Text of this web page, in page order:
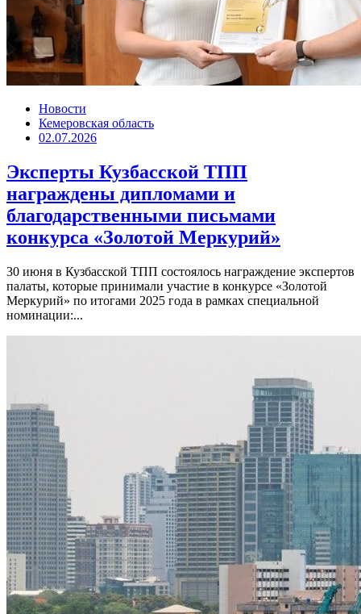
Новости
Кемеровская область
02.07.2026
Эксперты Кузбасской ТПП
награждены дипломами и
благодарственными письмами
конкурса «Золотой Меркурий»
30 июня в Кузбасской ТПП состоялось награждение экспертов
палаты, которые принимали участие в конкурсе «Золотой
Меркурий» по итогами 2025 года в рамках специальной
номинации:...